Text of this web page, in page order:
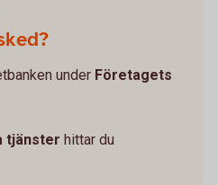
under Företagets
tjänster hittar du